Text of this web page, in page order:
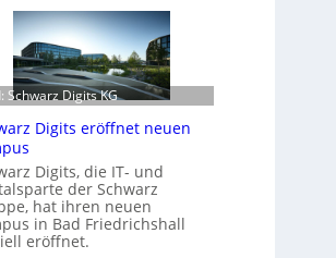
t
r
o
f
i
t
-
a
t
e
n
s
Schwarz Digits KG
Digits eröffnet neuen
Digits, die IT- und
der Schwarz
hat ihren neuen
in Bad Friedrichshall
eröffnet.